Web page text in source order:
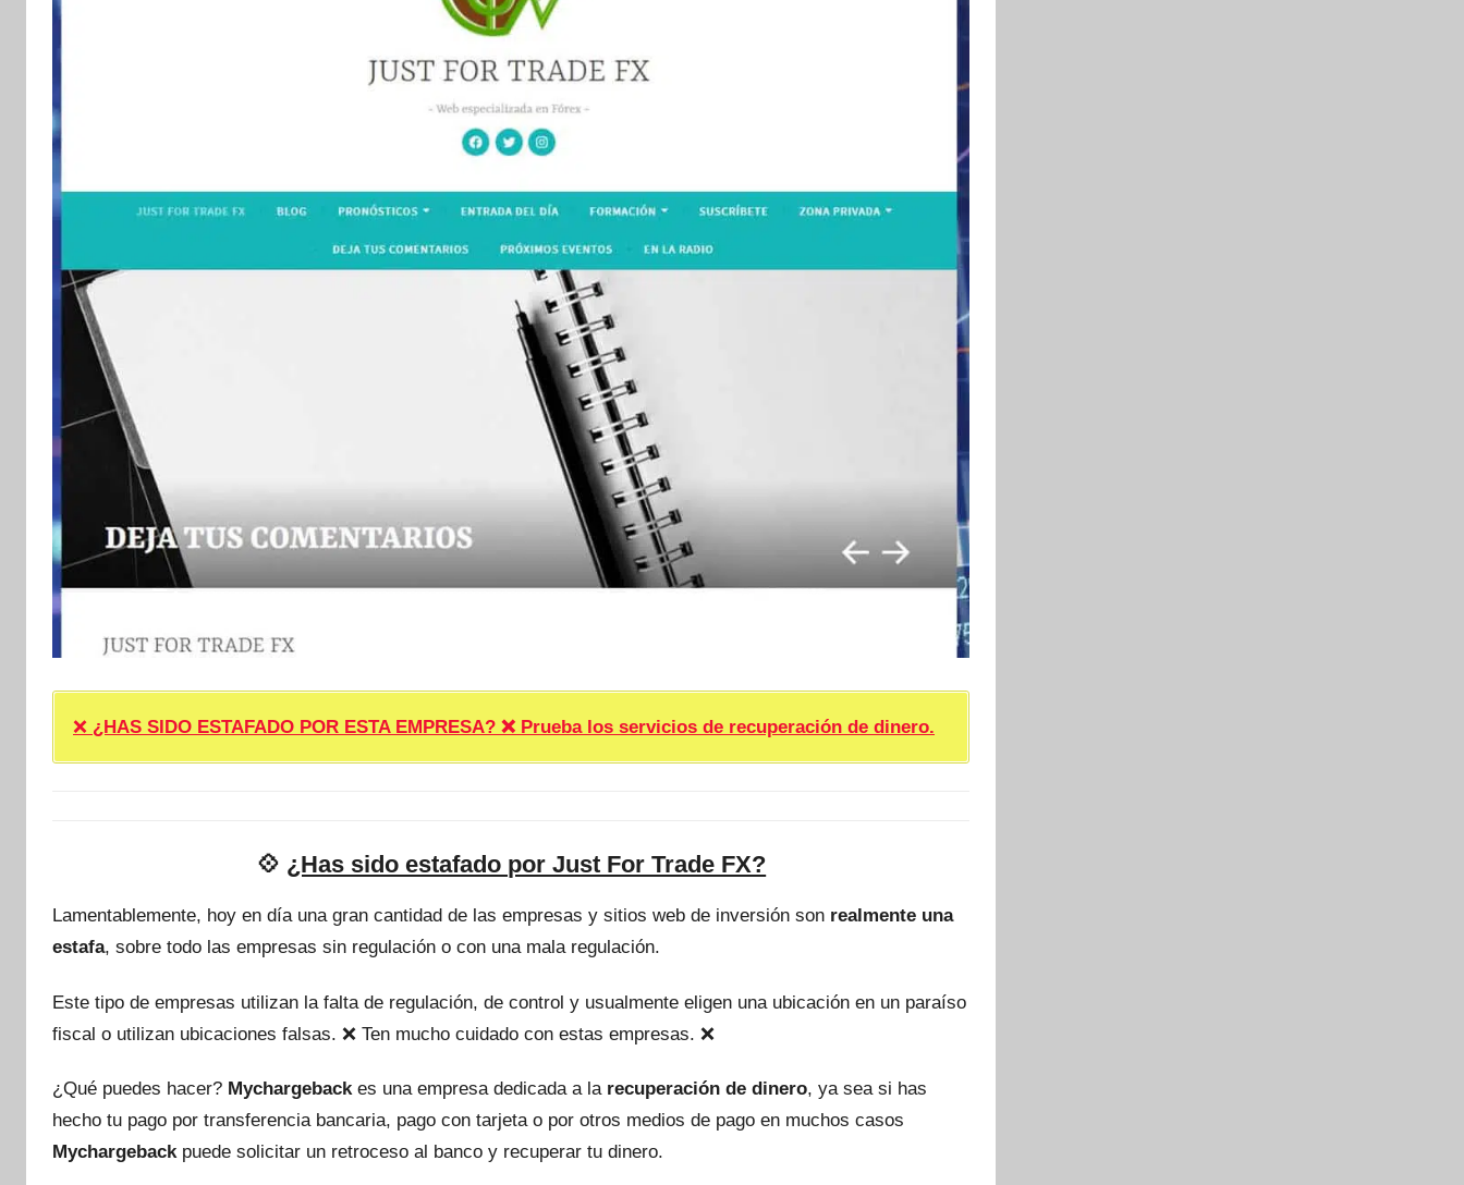
❌ ¿HAS SIDO ESTAFADO POR ESTA EMPRESA? ❌ Prueba los servicios de recuperación de dinero.
💠 ¿Has sido estafado por Just For Trade FX?
Lamentablemente, hoy en día una gran cantidad de las empresas y sitios web de inversión son realmente una
estafa, sobre todo las empresas sin regulación o con una mala regulación.
Este tipo de empresas utilizan la falta de regulación, de control y usualmente eligen una ubicación en un paraíso
fiscal o utilizan ubicaciones falsas. ❌ Ten mucho cuidado con estas empresas. ❌
¿Qué puedes hacer? Mychargebackes una empresa dedicada a la recuperación de dinero, ya sea si has
hecho tu pago por transferencia bancaria, pago con tarjeta o por otros medios de pago en muchos casos
Mychargebackpuede solicitar un retroceso al banco y recuperar tu dinero.